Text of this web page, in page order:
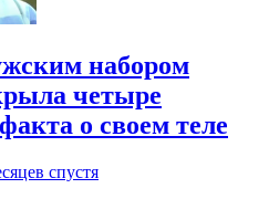
набором
четыре
о своем теле
спустя